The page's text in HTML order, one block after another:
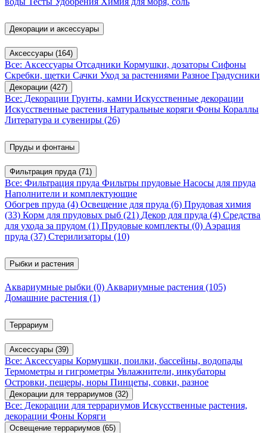
Декорации и аксессуары
Аксессуары (164)
Все: Аксессуары Отсадники Кормушки, дозаторы Сифоны
Скребки, щетки Сачки Уход за растениями Разное Градусники
Декорации (427)
Все: Декорации Грунты, камни Искусственные декорации
Искусственные растения Натуральные коряги Фоны Кораллы
Литература и сувениры (26)
Пруды и фонтаны
Фильтрация пруда (71)
Все: Фильтрация пруда Фильтры прудовые Насосы для пруда
Наполнители и комплектующие
Обогрев пруда (4) Освещение для пруда (6) Прудовая химия
(33) Корм для прудовых рыб (21) Декор для пруда (4) Средства
для ухода за прудом (1) Прудовые комплекты (0) Аэрация
пруда (37) Стерилизаторы (10)
Рыбки и растения
Аквариумные рыбки (0) Аквариумные растения (105)
Домашние растения (1)
Террариум
Аксессуары (39)
Все: Аксессуары Кормушки, поилки, бассейны, водопады
Термометры и гигрометры Увлажнители, инкубаторы
Островки, пещеры, норы Пинцеты, совки, разное
Декорации для террариумов (32)
Все: Декорации для террариумов Искусственные растения,
декорации Фоны Коряги
Освещение террариумов (65)